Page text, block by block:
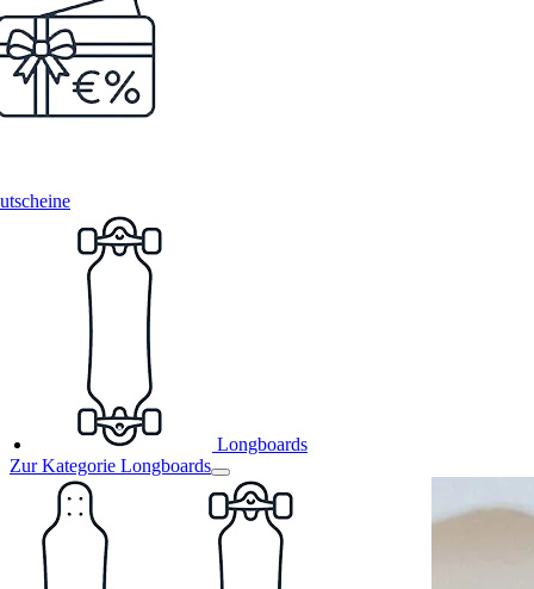
Longboards
Zur Kategorie Longboards